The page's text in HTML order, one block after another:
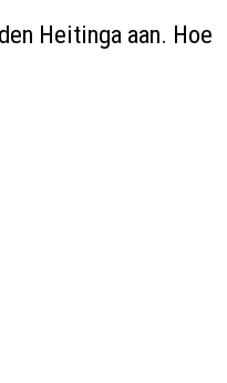
Heitinga aan. Hoe